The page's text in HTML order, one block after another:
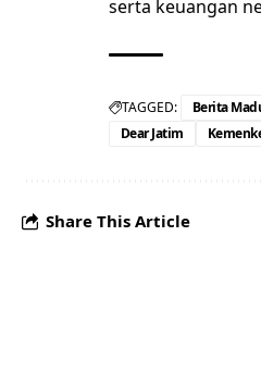
serta keuangan
TAGGED: Berita
Dear Jatim
Share This Article